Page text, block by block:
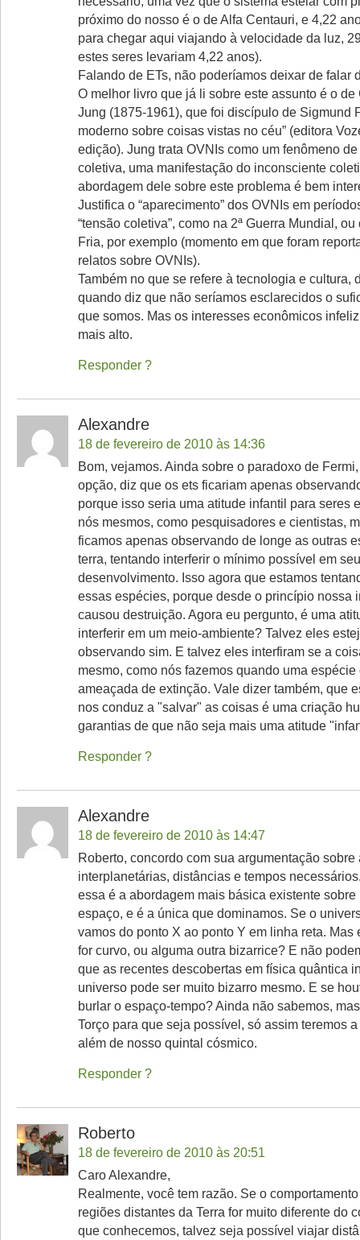
próximo do nosso é o de Alfa Centauri, e 4,22
para chegar aqui viajando à velocidade da luz,
estes seres levariam 4,22 anos).
Falando de ETs, não poderíamos deixar de falar
O melhor livro que já li sobre este assunto é o de
Jung (1875-1961), que foi discípulo de Sigmund
moderno sobre coisas vistas no céu” (editora
edição). Jung trata OVNIs como um fenômeno
coletiva, uma manifestação do inconsciente
abordagem dele sobre este problema é bem
Justifica o “aparecimento” dos OVNIs em
“tensão coletiva”, como na 2ª Guerra Mundial,
Fria, por exemplo (momento em que foram
relatos sobre OVNIs).
Também no que se refere à tecnologia e cultura,
quando diz que não seríamos esclarecidos o
que somos. Mas os interesses econômicos
mais alto.
Responder
Alexandre
18 de fevereiro de 2010 às 14:36
Bom, vejamos. Ainda sobre o paradoxo de
opção, diz que os ets ficariam apenas
porque isso seria uma atitude infantil para seres
nós mesmos, como pesquisadores e cientistas,
ficamos apenas observando de longe as outras
terra, tentando interferir o mínimo possível em seu
desenvolvimento. Isso agora que estamos
essas espécies, porque desde o princípio nossa
causou destruição. Agora eu pergunto, é uma
interferir em um meio-ambiente? Talvez eles
observando sim. E talvez eles interfiram se a
mesmo, como nós fazemos quando uma espécie
ameaçada de extinção. Vale dizer também, que
nos conduz a "salvar" as coisas é uma criação
garantias de que não seja mais uma atitude
Responder
Alexandre
18 de fevereiro de 2010 às 14:47
Roberto, concordo com sua argumentação sobre
interplanetárias, distâncias e tempos
essa é a abordagem mais básica existente
espaço, e é a única que dominamos. Se o
vamos do ponto X ao ponto Y em linha reta. Mas
for curvo, ou alguma outra bizarrice? E não
que as recentes descobertas em física quântica
universo pode ser muito bizarro mesmo. E se
burlar o espaço-tempo? Ainda não sabemos,
Torço para que seja possível, só assim teremos
além de nosso quintal cósmico.
Responder
Roberto
18 de fevereiro de 2010 às 20:51
Caro Alexandre,
Realmente, você tem razão. Se o
regiões distantes da Terra for muito diferente do
que conhecemos, talvez seja possível viajar